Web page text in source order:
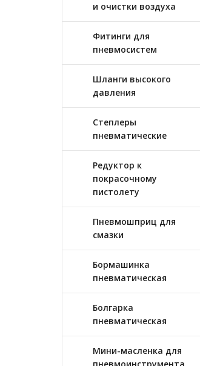
и очистки воздуха
Фитинги для
пневмосистем
Шланги высокого
давления
Степлеры
пневматические
Редуктор к
покрасочному
пистолету
Пневмошприц для
смазки
Бормашинка
пневматическая
Болгарка
пневматическая
Мини-масленка для